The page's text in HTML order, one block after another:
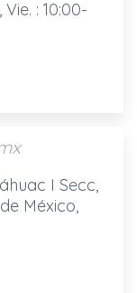
Vie. : 10:00-
I Secc,
México,